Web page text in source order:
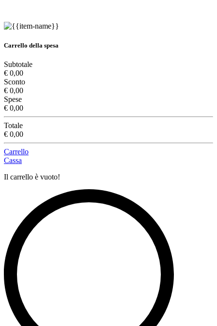
Carrello della spesa
Subtotale
€ 0,00
Sconto
€ 0,00
Spese
€ 0,00
Totale
€ 0,00
Carrello
Cassa
Il carrello è vuoto!